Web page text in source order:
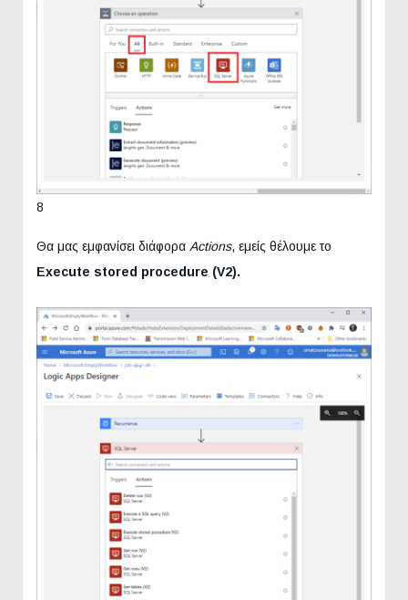
8
Θα μας εμφανίσει διάφορα Actions, εμείς θέλουμε το
Execute stored procedure (V2).